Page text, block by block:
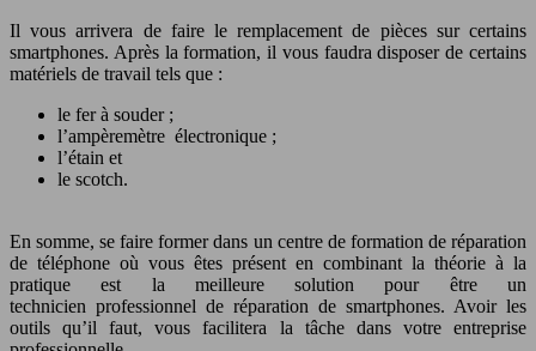
Il vous arrivera de faire le remplacement de pièces sur certains
smartphones. Après la formation, il vous faudra disposer de certains
matériels de travail tels que :
le fer à souder ;
l’ampèremètre électronique ;
l’étain et
le scotch.
En somme, se faire former dans un centre de formation de réparation
de téléphone où vous êtes présent en combinant la théorie à la
pratique est la meilleure solution pour être un
technicien professionnel de réparation de smartphones. Avoir les
outils qu’il faut, vous facilitera la tâche dans votre entreprise